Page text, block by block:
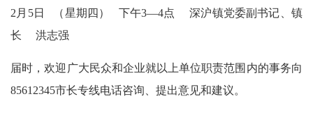
2月5日 （星期四）
下午3—4点 深沪镇党委副书记、镇
长 洪志强
届时，欢迎广大民众和企业就以上单位职责范围内的事务向
85612345市长专线电话咨询、提出意见和建议。